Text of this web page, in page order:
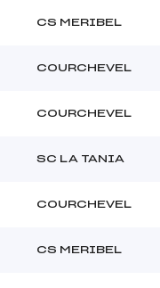
CS MERIBEL
COURCHEVEL
COURCHEVEL
SC LA TANIA
COURCHEVEL
CS MERIBEL